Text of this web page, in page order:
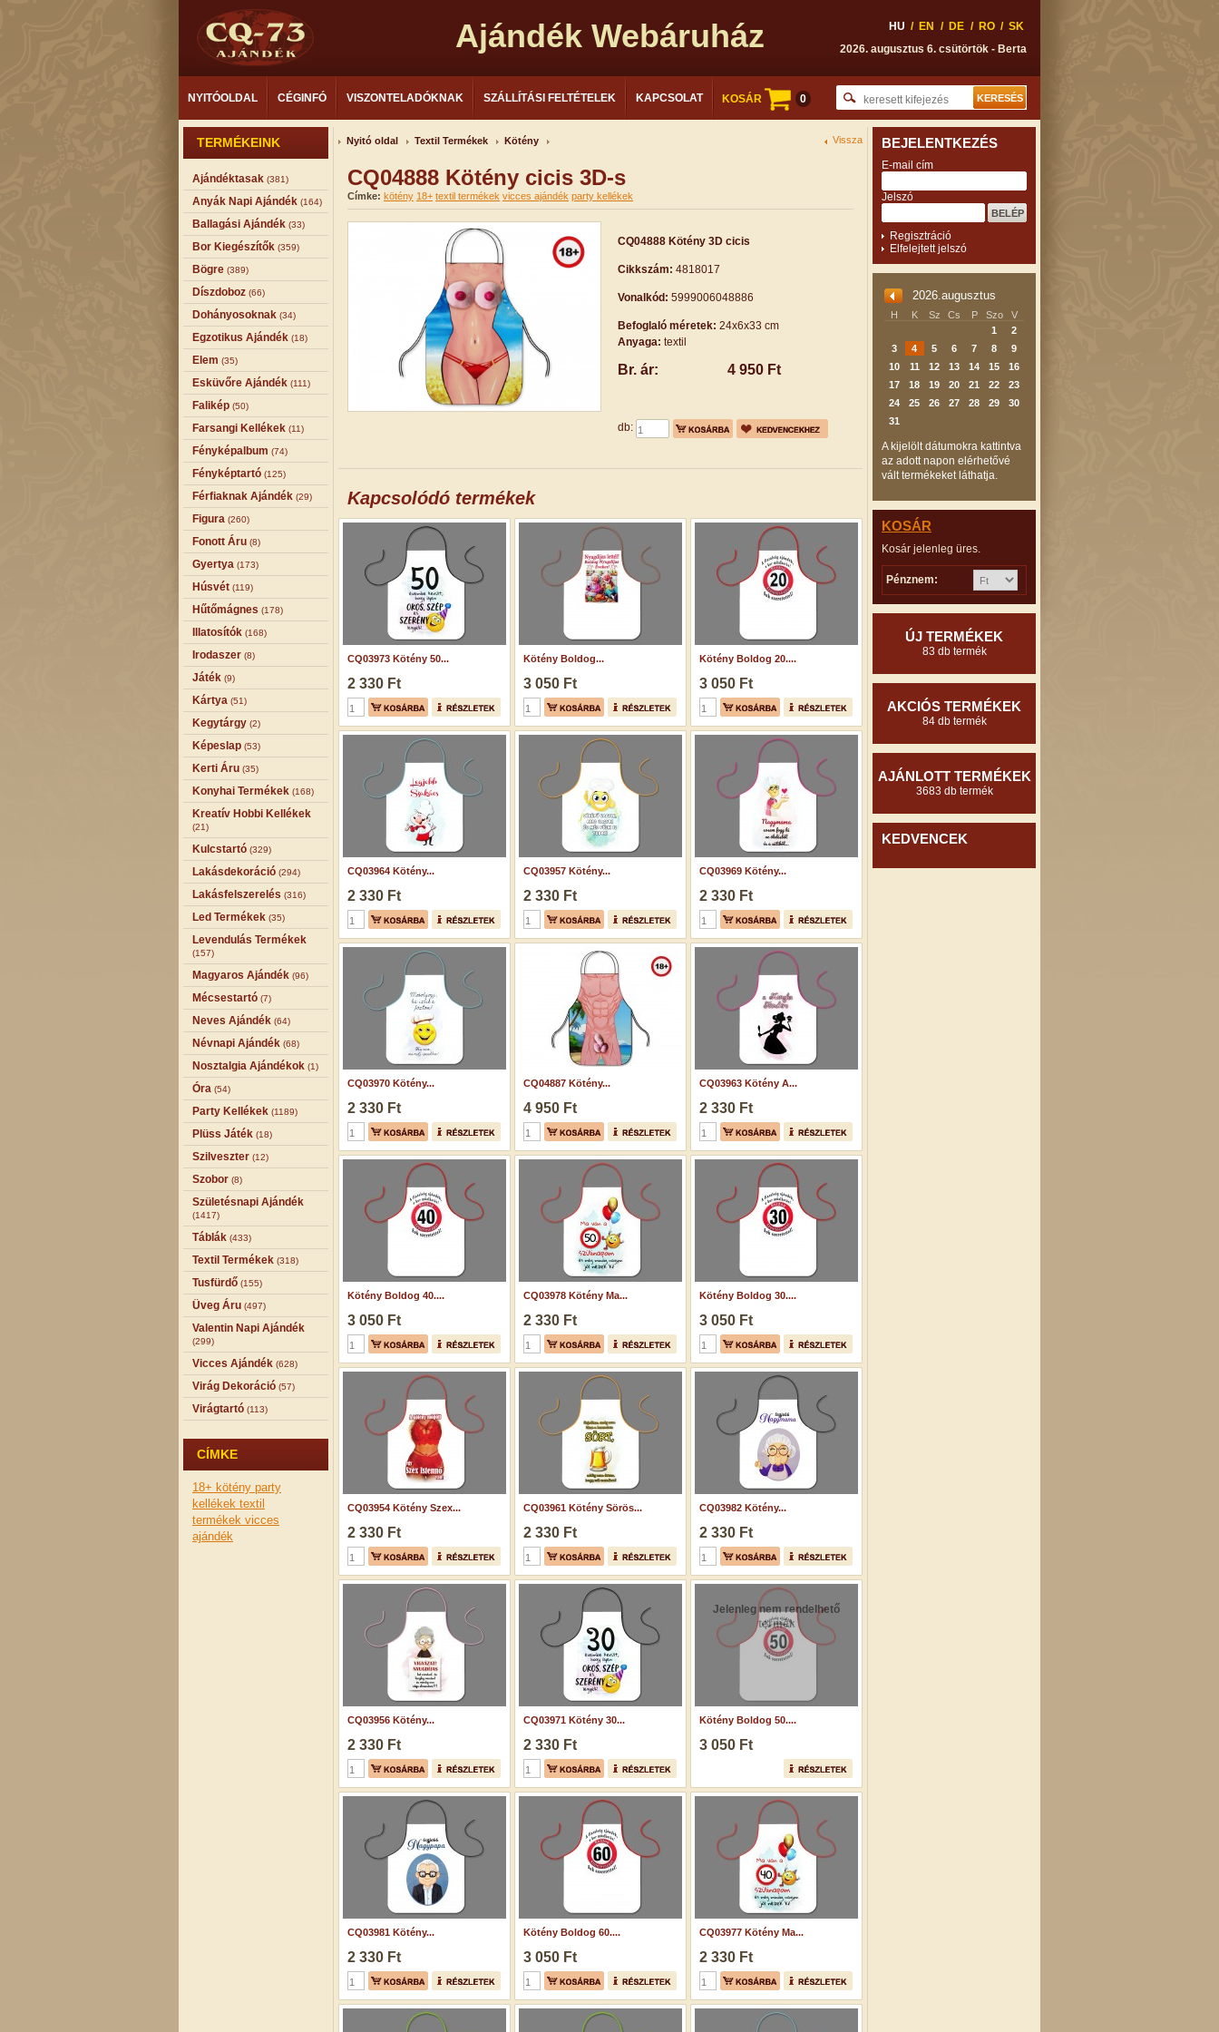
Ajándék Webáruház HU / EN / DE / RO / SK
2026. augusztus 6. csütörtök - Berta
NYITÓOLDAL CÉGINFÓ VISZONTELADÓKNAK SZÁLLÍTÁSI FELTÉTELEK KAPCSOLAT KOSÁR 0
TERMÉKEINK
Ajándéktasak (381)
Anyák Napi Ajándék (164)
Ballagási Ajándék (33)
Bor Kiegészítők (359)
Bögre (389)
Díszdoboz (66)
Dohányosoknak (34)
Egzotikus Ajándék (18)
Elem (35)
Esküvőre Ajándék (111)
Falikép (50)
Farsangi Kellékek (11)
Fényképalbum (74)
Fényképtartó (125)
Férfiaknak Ajándék (29)
Figura (260)
Fonott Áru (8)
Gyertya (173)
Húsvét (119)
Hűtőmágnes (178)
Illatosítók (168)
Irodaszer (8)
Játék (9)
Kártya (51)
Kegytárgy (2)
Képeslap (53)
Kerti Áru (35)
Konyhai Termékek (168)
Kreatív Hobbi Kellékek
(21)
Kulcstartó (329)
Lakásdekoráció (294)
Lakásfelszerelés (316)
Led Termékek (35)
Levendulás Termékek
(157)
Magyaros Ajándék (96)
Mécsestartó (7)
Neves Ajándék (64)
Névnapi Ajándék (68)
Nosztalgia Ajándékok (1)
Óra (54)
Party Kellékek (1189)
Plüss Játék (18)
Szilveszter (12)
Szobor (8)
Születésnapi Ajándék
(1417)
Táblák (433)
Textil Termékek (318)
Tusfürdő (155)
Üveg Áru (497)
Valentin Napi Ajándék
(299)
Vicces Ajándék (628)
Virág Dekoráció (57)
Virágtartó (113)
CÍMKE
18+ kötény party
kellékek textil
termékek vicces
ajándék
Nyitó oldal Textil Termékek Kötény Vissza
CQ04888 Kötény cicis 3D-s
Címke: kötény 18+ textil termékek vicces ajándék party kellékek
CQ04888 Kötény 3D cicis
Cikkszám: 4818017
Vonalkód: 5999006048886
Befoglaló méretek: 24x6x33 cm
Anyaga: textil
Br. ár: 4 950 Ft
db:
Kapcsolódó termékek
CQ03973 Kötény 50...
2 330 Ft
Kötény Boldog...
3 050 Ft
Kötény Boldog 20....
3 050 Ft
CQ03964 Kötény...
2 330 Ft
CQ03957 Kötény...
2 330 Ft
CQ03969 Kötény...
2 330 Ft
CQ03970 Kötény...
2 330 Ft
CQ04887 Kötény...
4 950 Ft
CQ03963 Kötény A...
2 330 Ft
Kötény Boldog 40....
3 050 Ft
CQ03978 Kötény Ma...
2 330 Ft
Kötény Boldog 30....
3 050 Ft
CQ03954 Kötény Szex...
2 330 Ft
CQ03961 Kötény Sörös...
2 330 Ft
CQ03982 Kötény...
2 330 Ft
CQ03956 Kötény...
2 330 Ft
CQ03971 Kötény 30...
2 330 Ft
Jelenleg nem rendelhető
termék
Kötény Boldog 50....
3 050 Ft
CQ03981 Kötény...
2 330 Ft
Kötény Boldog 60....
3 050 Ft
CQ03977 Kötény Ma...
2 330 Ft
BEJELENTKEZÉS
E-mail cím
Jelszó
Regisztráció
Elfelejtett jelszó
2026.augusztus
H K Sz Cs P Szo
V
1
2
3
4 5 6 7 8
9
10
11 12 13 14 15
16
17
18 19 20 21 22
23
24
25 26 27 28 29
30
31
A kijelölt dátumokra kattintva
az adott napon elérhetővé
vált termékeket láthatja.
KOSÁR
Kosár jelenleg üres.
Pénznem:
ÚJ TERMÉKEK
83 db termék
AKCIÓS TERMÉKEK
84 db termék
AJÁNLOTT TERMÉKEK
3683 db termék
KEDVENCEK